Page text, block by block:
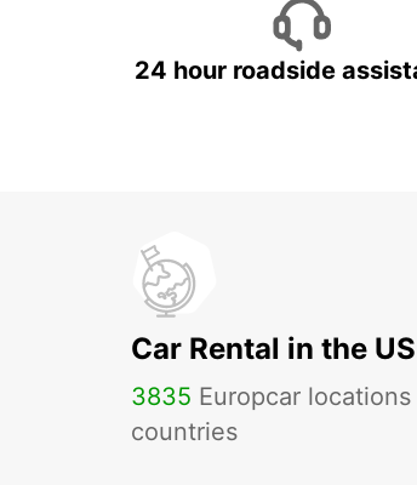
24 hour roadside
Car Rental in the
3835 Europcar
countries